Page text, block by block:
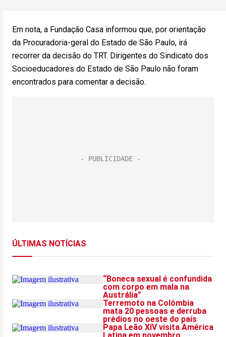
Em nota, a Fundação Casa informou que, por orientação
da Procuradoria-geral do Estado de São Paulo, irá
recorrer da decisão do TRT. Dirigentes do Sindicato dos
Socioeducadores do Estado de São Paulo não foram
encontrados para comentar a decisão.